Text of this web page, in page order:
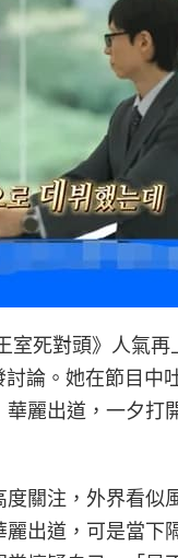
室死對頭》人氣
論。她在節目中
麗出道，一夕打
關注，外界看似
出道，可是當下